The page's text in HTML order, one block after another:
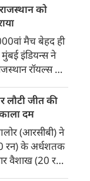
को
मैच बेहद ही
इंडियन्स ने
रॉयल्स को
राजस्थान
में 213 रन
कम पड़ गए।
रहते सिर्फ 4
लक्ष्य को
लौटी जीत की
दम
(आरसीबी) ने
रन) के अर्धशतक
वैशाख (20 रन